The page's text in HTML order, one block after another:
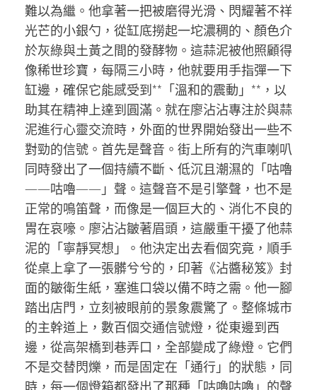
難以為繼。他拿著一把被磨得光滑、閃耀著不祥
光芒的小銀勺，從缸底撈起一坨濃稠的、顏色介
於灰綠與土黃之間的發酵物。這蒜泥被他照顧得
像稀世珍寶，每隔三小時，他就要用手指彈一下
缸邊，確保它能感受到**「溫和的震動」**，以
助其在精神上達到圓滿。就在廖沾沾專注於與蒜
泥進行心靈交流時，外面的世界開始發出一些不
對勁的信號。首先是聲音。街上所有的汽車喇叭
同時發出了一個持續不斷、低沉且潮濕的「咕嚕
——咕嚕——」聲。這聲音不是引擎聲，也不是
正常的鳴笛聲，而像是一個巨大的、消化不良的
胃在哀嚎。廖沾沾皺著眉頭，這嚴重干擾了他蒜
泥的「寧靜冥想」。他決定出去看個究竟，順手
從桌上拿了一張髒兮兮的，印著《沾醬秘笈》封
面的皺衛生紙，塞進口袋以備不時之需。他一腳
踏出店門，立刻被眼前的景象震驚了。整條城市
的主幹道上，數百個交通信號燈，從東邊到西
邊，從高架橋到巷弄口，全部變成了綠燈。它們
不是交替閃爍，而是固定在「通行」的狀態，同
時，每一個燈箱都發出了那種「咕嚕咕嚕」的聲